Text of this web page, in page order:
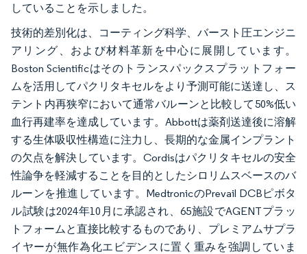
していることを示しました。
技術的差別化は、コーティング科学、バースト圧エンジニ
アリング、および材料革新を中心に展開しています。
Boston Scientificはそのトランスパックスプラットフォー
ムを活用してパクリタキセルをより予測可能に送達し、ス
テント内再狭窄において通常バルーンと比較して50%低い
血行再建率を達成しています。Abbottは薬剤送達後に溶解
する生体吸収性構造に注力し、長期的な金属インプラント
の欠点を解決しています。Cordisはパクリタキセルの安全
性論争を軽減することを目的としたシロリムスベースのバ
ルーンを推進しています。MedtronicのPrevail DCBピボタ
ル試験は2024年10月に承認され、65施設でAGENTプラッ
トフォームと直接比較するものであり、プレミアムサプラ
イヤーが無作為化エビデンスに置く重みを強調していま